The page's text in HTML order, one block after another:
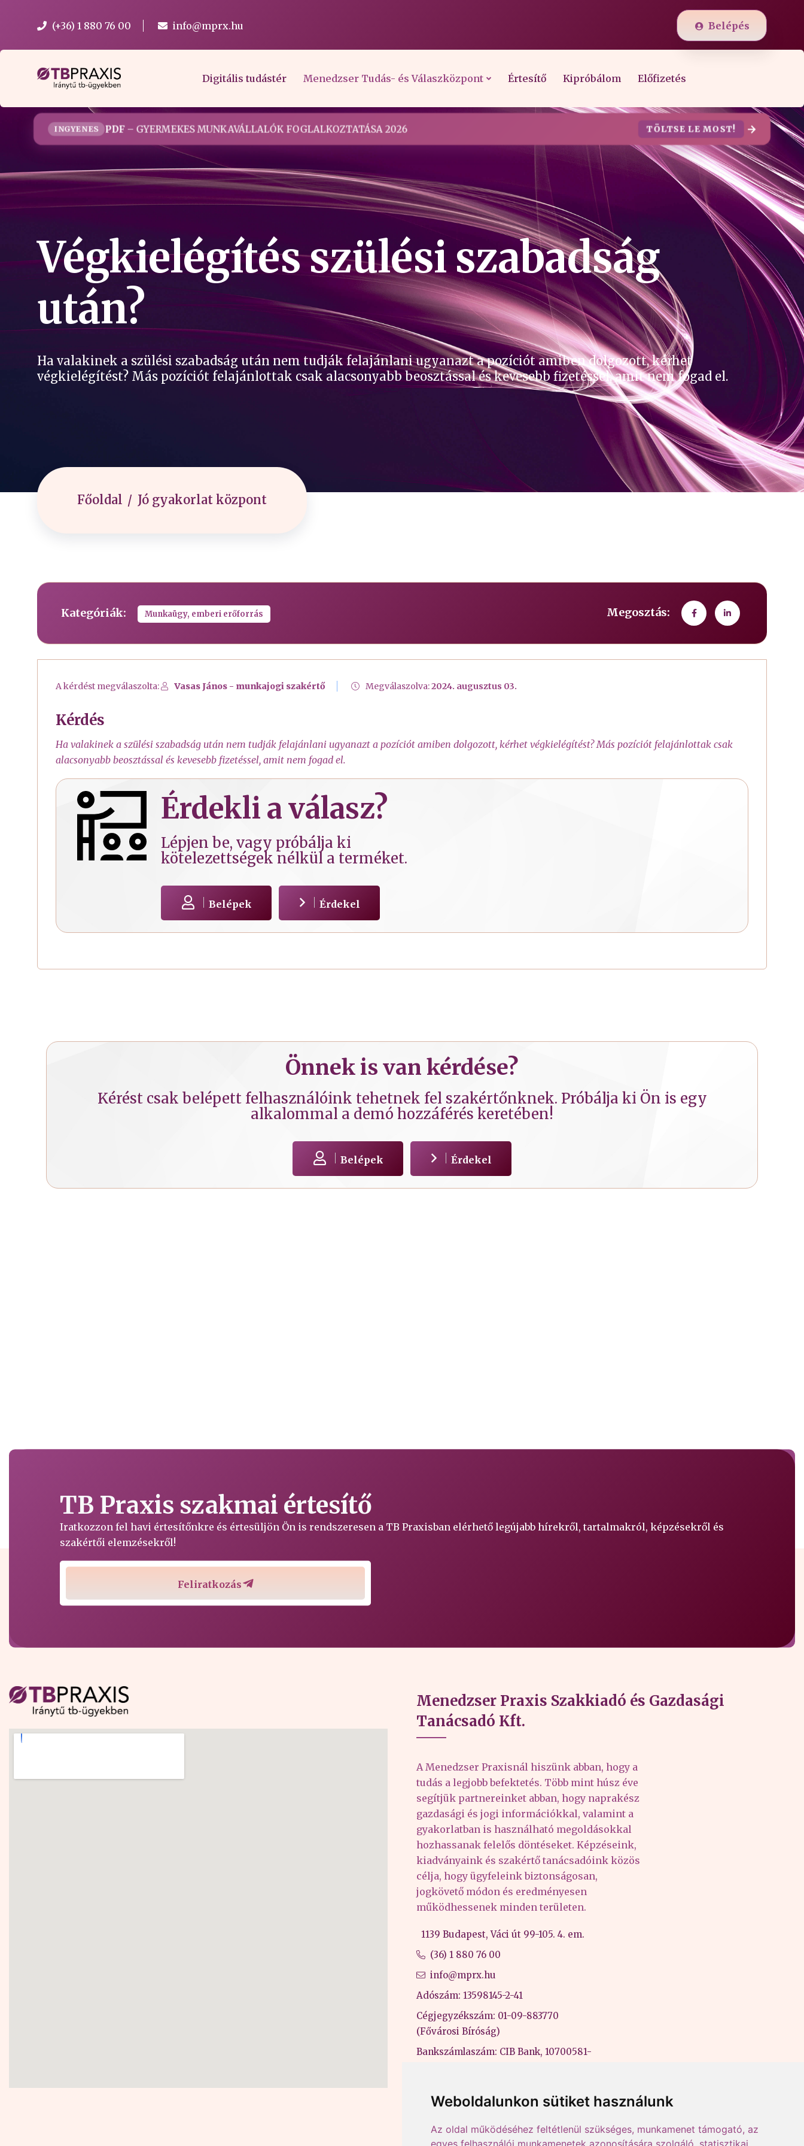
Weboldalunkon sütiket használunk
Az oldal működéséhez feltétlenül szükséges, munkamenet támogató, az
egyes felhasználói munkamenetek azonosítására szolgáló, statisztikai
(+36) 1 880 76 00 info@mprx.hu Belépés
Digitális tudástér Menedzser Tudás- és Válaszközpont Értesítő Kipróbálom Előfizetés
INGYENES PDF – GYERMEKES MUNKAVÁLLALÓK FOGLALKOZTATÁSA 2026 TÖLTSE LE MOST!
Végkielégítés szülési szabadság
után?
Ha valakinek a szülési szabadság után nem tudják felajánlani ugyanazt a pozíciót amiben dolgozott, kérhet
végkielégítést? Más pozíciót felajánlottak csak alacsonyabb beosztással és kevesebb fizetéssel, amit nem fogad el.
Főoldal Jó gyakorlat központ
Kategóriák: Munkaügy, emberi erőforrás Megosztás:
A kérdést megválaszolta: Vasas János - munkajogi szakértő Megválaszolva:2024. augusztus 03.
Kérdés
Ha valakinek a szülési szabadság után nem tudják felajánlani ugyanazt a pozíciót amiben dolgozott, kérhet végkielégítést? Más pozíciót felajánlottak csak
alacsonyabb beosztással és kevesebb fizetéssel, amit nem fogad el.
Érdekli a válasz?
Lépjen be, vagy próbálja ki
kötelezettségek nélkül a terméket.
Belépek Érdekel
Önnek is van kérdése?
Kérést csak belépett felhasználóink tehetnek fel szakértőnknek. Próbálja ki Ön is egy
alkalommal a demó hozzáférés keretében!
Belépek Érdekel
TB Praxis szakmai értesítő
Iratkozzon fel havi értesítőnkre és értesüljön Ön is rendszeresen a TB Praxisban elérhető legújabb hírekről, tartalmakról, képzésekről és
szakértői elemzésekről!
Feliratkozás
Menedzser Praxis Szakkiadó és Gazdasági
Tanácsadó Kft.
A Menedzser Praxisnál hiszünk abban, hogy a
tudás a legjobb befektetés. Több mint húsz éve
segítjük partnereinket abban, hogy naprakész
gazdasági és jogi információkkal, valamint a
gyakorlatban is használható megoldásokkal
hozhassanak felelős döntéseket. Képzéseink,
kiadványaink és szakértő tanácsadóink közös
célja, hogy ügyfeleink biztonságosan,
jogkövető módon és eredményesen
működhessenek minden területen.
1139 Budapest, Váci út 99-105. 4. em.
(36) 1 880 76 00
info@mprx.hu
Adószám: 13598145-2-41
Cégjegyzékszám: 01-09-883770
(Fővárosi Bíróság)
Bankszámlaszám: CIB Bank, 10700581-
B/2020/000053